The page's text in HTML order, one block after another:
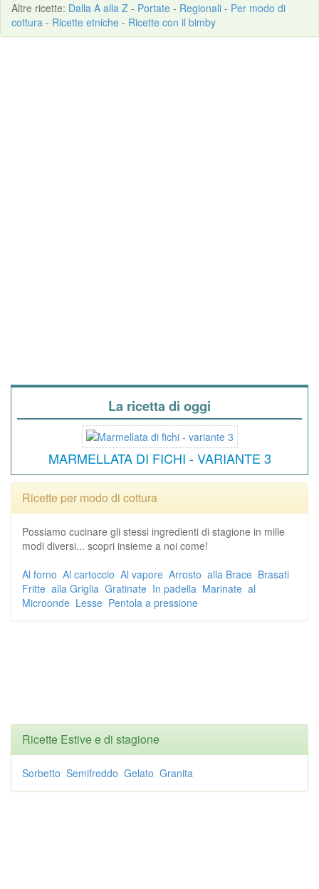
Altre ricette: Dalla A alla Z - Portate - Regionali - Per modo di
cottura - Ricette etniche - Ricette con il bimby
La ricetta di oggi
MARMELLATA DI FICHI - VARIANTE 3
Ricette per modo di cottura
Possiamo cucinare gli stessi ingredienti di stagione in mille
modi diversi... scopri insieme a noi come!
Al forno Al cartoccio Al vapore Arrosto alla Brace Brasati
Fritte alla Griglia Gratinate In padella Marinate al
Microonde Lesse Pentola a pressione
Ricette Estive e di stagione
Sorbetto Semifreddo Gelato Granita